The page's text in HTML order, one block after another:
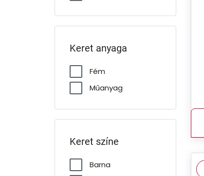
Keret anyaga
Fém
Műanyag
Keret színe
Barna